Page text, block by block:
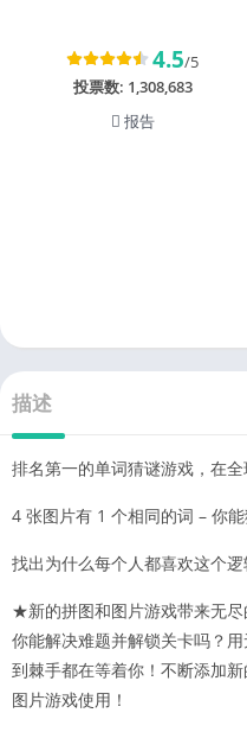
4.5/5
投票数: 1,308,683
报告
描述
排名第一的单词猜谜游戏，在
4 张图片有 1 个相同的词 – 你
找出为什么每个人都喜欢这个
★新的拼图和图片游戏带来无
你能解决难题并解锁关卡吗？
到棘手都在等着你！不断添加
图片游戏使用！